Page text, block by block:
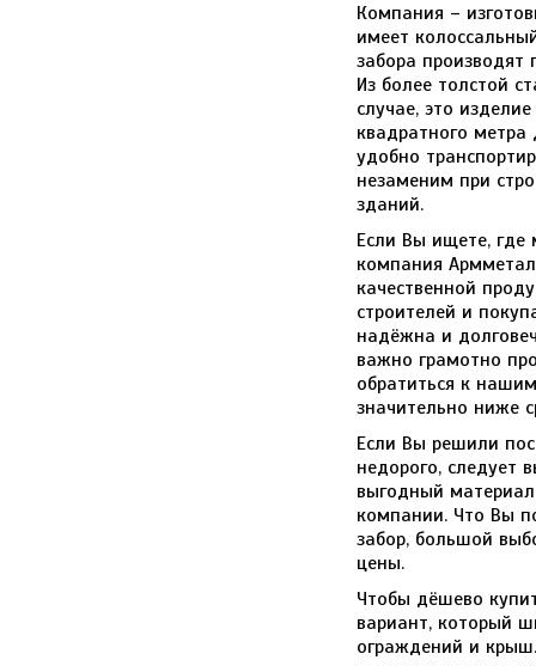
Компания –
имеет
забора
Из более толстой
случае, это
квадратного метра
удобно
незаменим при
зданий.
Если Вы ищете,
компания
качественной
строителей и
надёжна и
важно грамотно
обратиться к
значительно ниже
Если Вы решили
недорого, следует
выгодный
компании. Что Вы
забор, большой
цены.
Чтобы дёшево
вариант, который
ограждений и